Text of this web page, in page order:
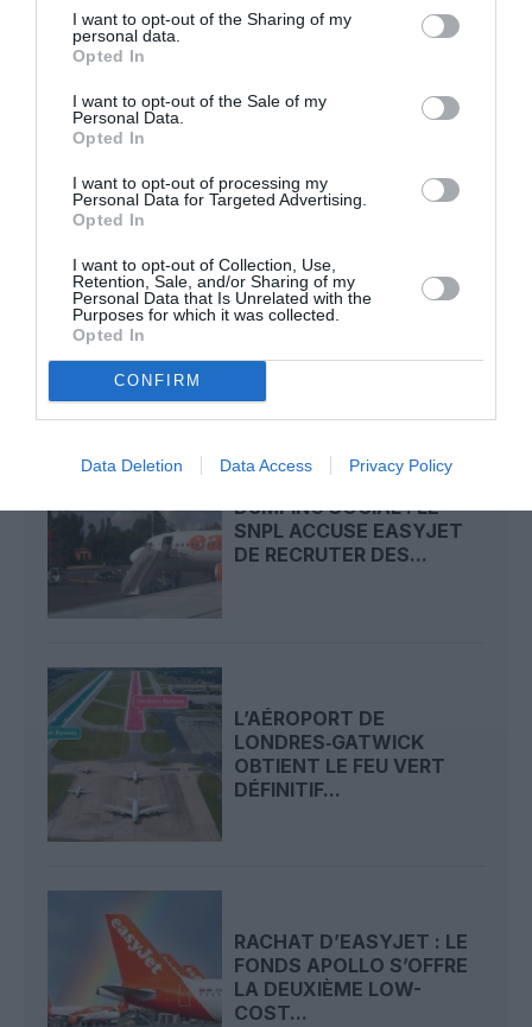
I want to opt-out of the Sharing of my
personal data.
Opted In
I want to opt-out of the Sale of my
Personal Data.
Opted In
I want to opt-out of processing my
Personal Data for Targeted Advertising.
Opted In
I want to opt-out of Collection, Use,
Retention, Sale, and/or Sharing of my
Personal Data that Is Unrelated with the
Purposes for which it was collected.
Opted In
CONFIRM
Data Deletion Data Access Privacy Policy
Kylea commenté l'article :
SWISS : la rentabilité relance le débat sur son
autonomie au sein de Lufthansa Group
Le ciel n’a jamais été aussi chargé : record de 153 359
vols commerciaux le 23 juillet 2026
easyjet Larnaca Paris CDG
LIRE AUSSI
DUMPING SOCIAL : LE
SNPL ACCUSE EASYJET
DE RECRUTER DES...
L’AÉROPORT DE
LONDRES‑GATWICK
OBTIENT LE FEU VERT
DÉFINITIF...
RACHAT D’EASYJET : LE
FONDS APOLLO S’OFFRE
LA DEUXIÈME LOW-
COST...